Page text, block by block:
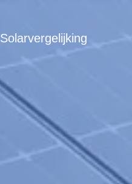
Solarvergelijking